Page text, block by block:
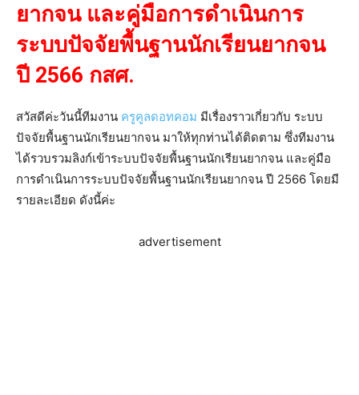
ยากจน และคู่มือการดำเนินการ
ระบบปัจจัยพื้นฐานนักเรียนยากจน
ปี 2566 กสศ.
สวัสดีค่ะวันนี้ทีมงาน ครูคูลดอทคอม มีเรื่องราวเกี่ยวกับ ระบบ
ปัจจัยพื้นฐานนักเรียนยากจน มาให้ทุกท่านได้ติดตาม ซึ่งทีมงาน
ได้รวบรวมลิงก์เข้าระบบปัจจัยพื้นฐานนักเรียนยากจน และคู่มือ
การดำเนินการระบบปัจจัยพื้นฐานนักเรียนยากจน ปี 2566 โดยมี
รายละเอียด ดังนี้ค่ะ
advertisement